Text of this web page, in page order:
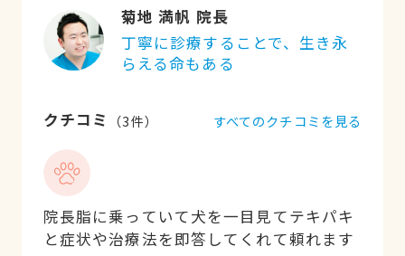
菊地 満帆 院長
丁寧に診療することで、生き永
らえる命もある
クチコミ （3件）
院長脂に乗っていて犬を一目見てテキパキ
と症状や治療法を即答してくれて頼れます
すべてのクチコミを見る